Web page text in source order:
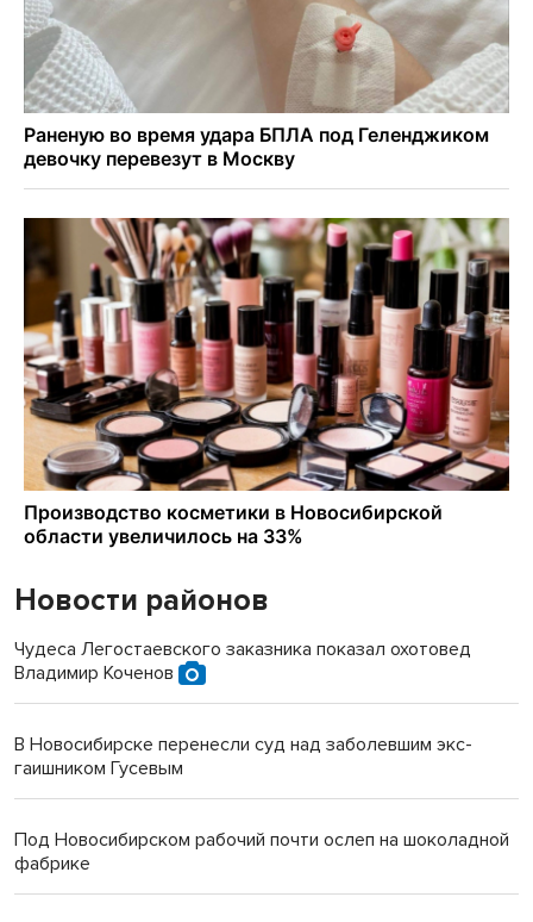
Новости районов
Чудеса Легостаевского заказника показал охотовед
Владимир Коченов
В Новосибирске перенесли суд над заболевшим экс-
гаишником Гусевым
Под Новосибирском рабочий почти ослеп на шоколадной
фабрике